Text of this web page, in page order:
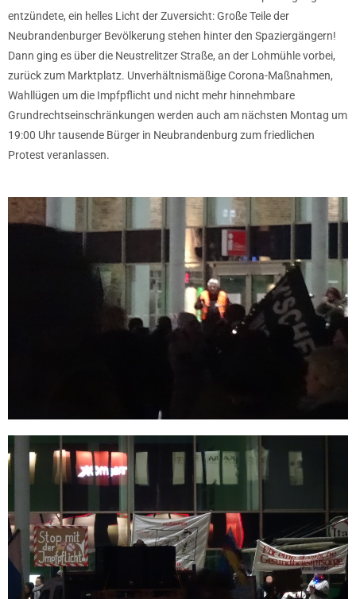
entzündete, ein helles Licht der Zuversicht: Große Teile der
Neubrandenburger Bevölkerung stehen hinter den Spaziergängern!
Dann ging es über die Neustrelitzer Straße, an der Lohmühle vorbei,
zurück zum Marktplatz. Unverhältnismäßige Corona-Maßnahmen,
Wahllügen um die Impfpflicht und nicht mehr hinnehmbare
Grundrechtseinschränkungen werden auch am nächsten Montag um
19:00 Uhr tausende Bürger in Neubrandenburg zum friedlichen
Protest veranlassen.